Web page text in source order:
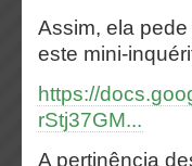
Assim, ela
este mini-
https://
rStj37GM...
A pertinência